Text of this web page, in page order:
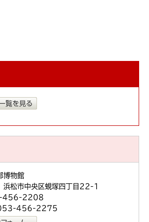
博物館
市中央区蜆塚四丁目22-1
456-2208
053-456-2275